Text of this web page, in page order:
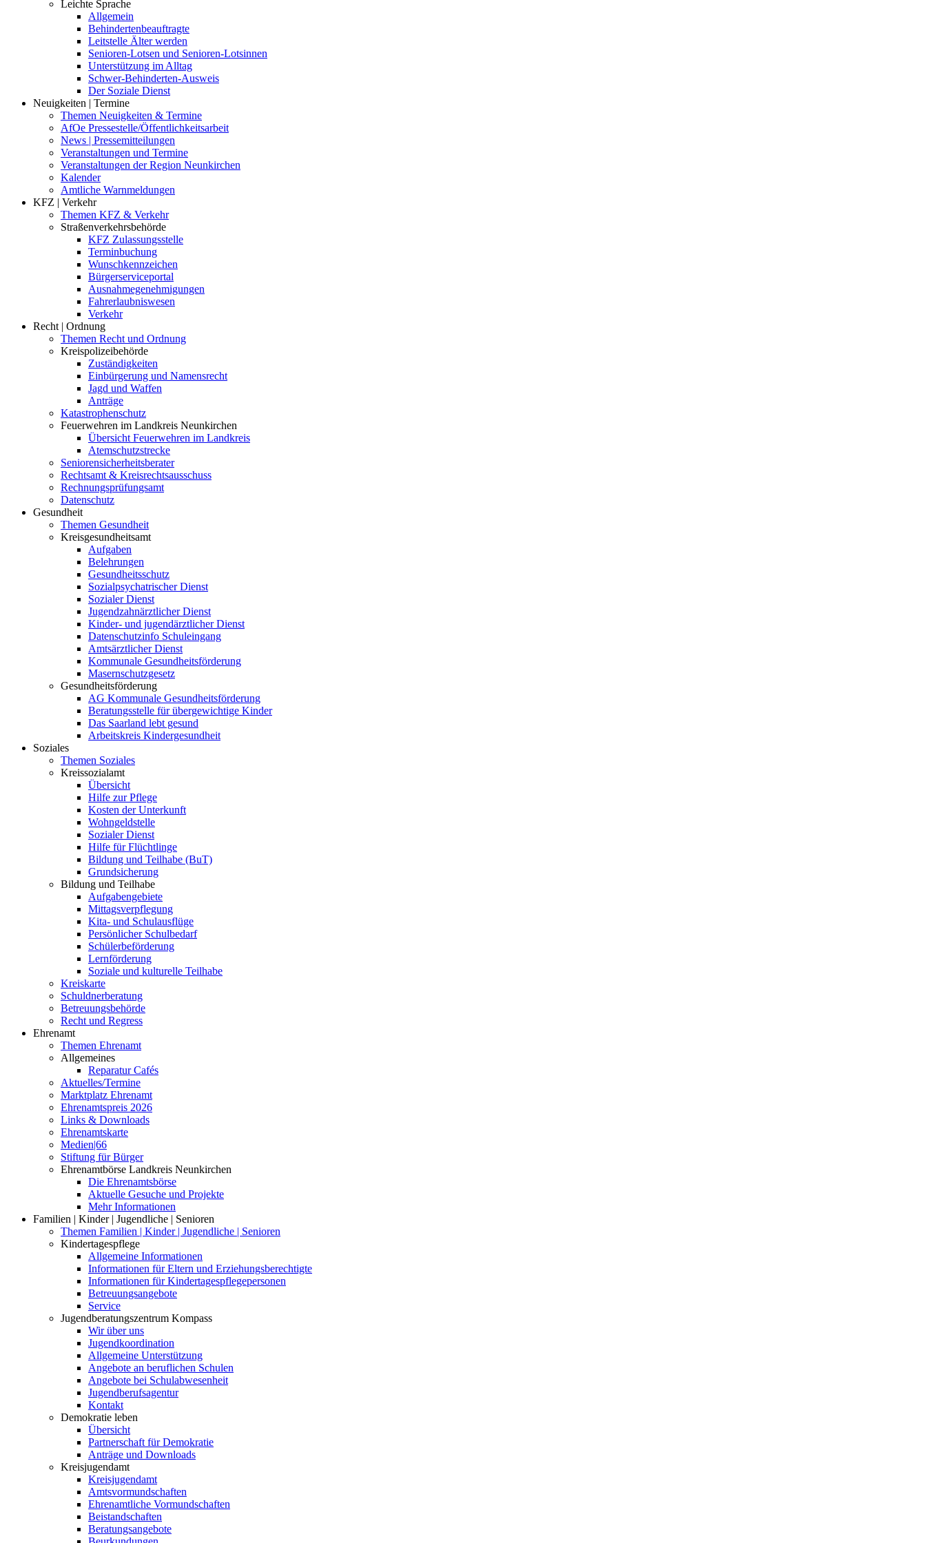
Leichte Sprache
Allgemein
Behindertenbeauftragte
Leitstelle Älter werden
Senioren-Lotsen und Senioren-Lotsinnen
Unterstützung im Alltag
Schwer-Behinderten-Ausweis
Der Soziale Dienst
Neuigkeiten | Termine
Themen Neuigkeiten & Termine
AfOe Pressestelle/Öffentlichkeitsarbeit
News | Pressemitteilungen
Veranstaltungen und Termine
Veranstaltungen der Region Neunkirchen
Kalender
Amtliche Warnmeldungen
KFZ | Verkehr
Themen KFZ & Verkehr
Straßenverkehrsbehörde
KFZ Zulassungsstelle
Terminbuchung
Wunschkennzeichen
Bürgerserviceportal
Ausnahmegenehmigungen
Fahrerlaubniswesen
Verkehr
Recht | Ordnung
Themen Recht und Ordnung
Kreispolizeibehörde
Zuständigkeiten
Einbürgerung und Namensrecht
Jagd und Waffen
Anträge
Katastrophenschutz
Feuerwehren im Landkreis Neunkirchen
Übersicht Feuerwehren im Landkreis
Atemschutzstrecke
Seniorensicherheitsberater
Rechtsamt & Kreisrechtsausschuss
Rechnungsprüfungsamt
Datenschutz
Gesundheit
Themen Gesundheit
Kreisgesundheitsamt
Aufgaben
Belehrungen
Gesundheitsschutz
Sozialpsychatrischer Dienst
Sozialer Dienst
Jugendzahnärztlicher Dienst
Kinder- und jugendärztlicher Dienst
Datenschutzinfo Schuleingang
Amtsärztlicher Dienst
Kommunale Gesundheitsförderung
Masernschutzgesetz
Gesundheitsförderung
AG Kommunale Gesundheitsförderung
Beratungsstelle für übergewichtige Kinder
Das Saarland lebt gesund
Arbeitskreis Kindergesundheit
Soziales
Themen Soziales
Kreissozialamt
Übersicht
Hilfe zur Pflege
Kosten der Unterkunft
Wohngeldstelle
Sozialer Dienst
Hilfe für Flüchtlinge
Bildung und Teilhabe (BuT)
Grundsicherung
Bildung und Teilhabe
Aufgabengebiete
Mittagsverpflegung
Kita- und Schulausflüge
Persönlicher Schulbedarf
Schülerbeförderung
Lernförderung
Soziale und kulturelle Teilhabe
Kreiskarte
Schuldnerberatung
Betreuungsbehörde
Recht und Regress
Ehrenamt
Themen Ehrenamt
Allgemeines
Reparatur Cafés
Aktuelles/Termine
Marktplatz Ehrenamt
Ehrenamtspreis 2026
Links & Downloads
Ehrenamtskarte
Medien|66
Stiftung für Bürger
Ehrenamtbörse Landkreis Neunkirchen
Die Ehrenamtsbörse
Aktuelle Gesuche und Projekte
Mehr Informationen
Familien | Kinder | Jugendliche | Senioren
Themen Familien | Kinder | Jugendliche | Senioren
Kindertagespflege
Allgemeine Informationen
Informationen für Eltern und Erziehungsberechtigte
Informationen für Kindertagespflegepersonen
Betreuungsangebote
Service
Jugendberatungszentrum Kompass
Wir über uns
Jugendkoordination
Allgemeine Unterstützung
Angebote an beruflichen Schulen
Angebote bei Schulabwesenheit
Jugendberufsagentur
Kontakt
Demokratie leben
Übersicht
Partnerschaft für Demokratie
Anträge und Downloads
Kreisjugendamt
Kreisjugendamt
Amtsvormundschaften
Ehrenamtliche Vormundschaften
Beistandschaften
Beratungsangebote